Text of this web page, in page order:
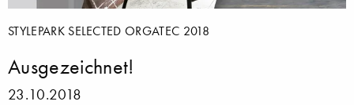
STYLEPARK SELECTED ORGATEC 2018
Ausgezeichnet!
23.10.2018